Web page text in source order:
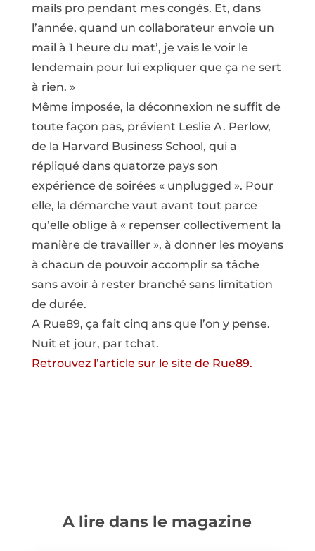
mails pro pendant mes congés. Et, dans
l’année, quand un collaborateur envoie un
mail à 1 heure du mat’, je vais le voir le
lendemain pour lui expliquer que ça ne sert
à rien. »
Même imposée, la déconnexion ne suffit de
toute façon pas, prévient Leslie A. Perlow,
de la Harvard Business School, qui a
répliqué dans quatorze pays son
expérience de soirées « unplugged ». Pour
elle, la démarche vaut avant tout parce
qu’elle oblige à « repenser collectivement la
manière de travailler », à donner les moyens
à chacun de pouvoir accomplir sa tâche
sans avoir à rester branché sans limitation
de durée.
A Rue89, ça fait cinq ans que l’on y pense.
Nuit et jour, par tchat.
Retrouvez l’article sur le site de Rue89.
A lire dans le magazine